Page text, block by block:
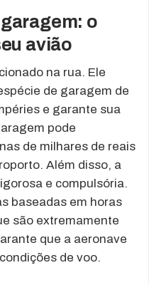
o
avião
na rua. Ele
de garagem de
e garante sua
pode
de milhares de reais
Além disso, a
e compulsória.
baseadas em horas
são extremamente
que a aeronave
de voo.